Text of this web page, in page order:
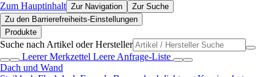
Zum Hauptinhalt Zur Navigation
Zur Suche
Zu den Barrierefreiheits-Einstellungen
Produkte
Suche nach Artikel oder Hersteller
Leerer Merkzettel Leere Anfrage-Liste
Dach und Wand